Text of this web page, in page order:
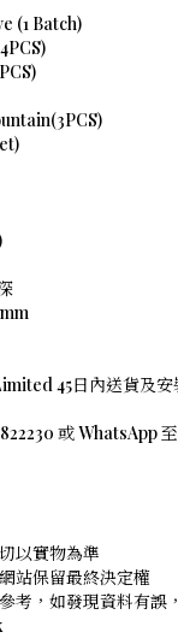
(1 Batch)
45日內送貨及安
或 WhatsApp 至
以實物為準
站保留最終決定權
考，如發現資料有誤